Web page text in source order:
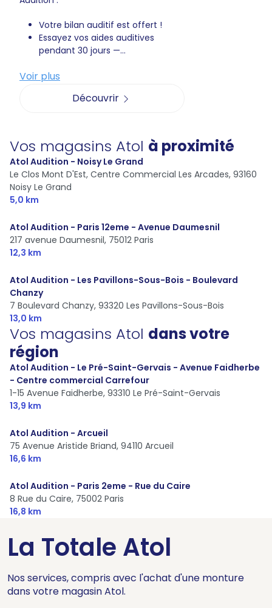
Votre bilan auditif est offert !
Essayez vos aides auditives
pendant 30 jours —...
Voir plus
Découvrir
Vos magasins Atol à proximité
Atol Audition - Noisy Le Grand
Le Clos Mont D'Est, Centre Commercial Les Arcades, 93160
Noisy Le Grand
5,0 km
Atol Audition - Paris 12eme - Avenue Daumesnil
217 avenue Daumesnil, 75012 Paris
12,3 km
Atol Audition - Les Pavillons-Sous-Bois - Boulevard
Chanzy
7 Boulevard Chanzy, 93320 Les Pavillons-Sous-Bois
13,0 km
Vos magasins Atol dans votre
région
Atol Audition - Le Pré-Saint-Gervais - Avenue Faidherbe
- Centre commercial Carrefour
1-15 Avenue Faidherbe, 93310 Le Pré-Saint-Gervais
13,9 km
Atol Audition - Arcueil
75 Avenue Aristide Briand, 94110 Arcueil
16,6 km
Atol Audition - Paris 2eme - Rue du Caire
8 Rue du Caire, 75002 Paris
16,8 km
La Totale Atol
Nos services, compris avec l'achat d'une monture
dans votre magasin Atol.